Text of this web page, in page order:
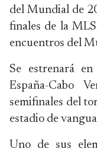
del Mundial de
finales de la
encuentros del
Se estrenará
España-Cabo
semifinales del
estadio de
Uno de sus